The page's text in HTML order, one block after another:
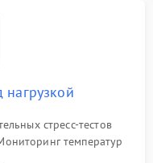
нагрузкой
стресс-тестов
температур
на отсутствие